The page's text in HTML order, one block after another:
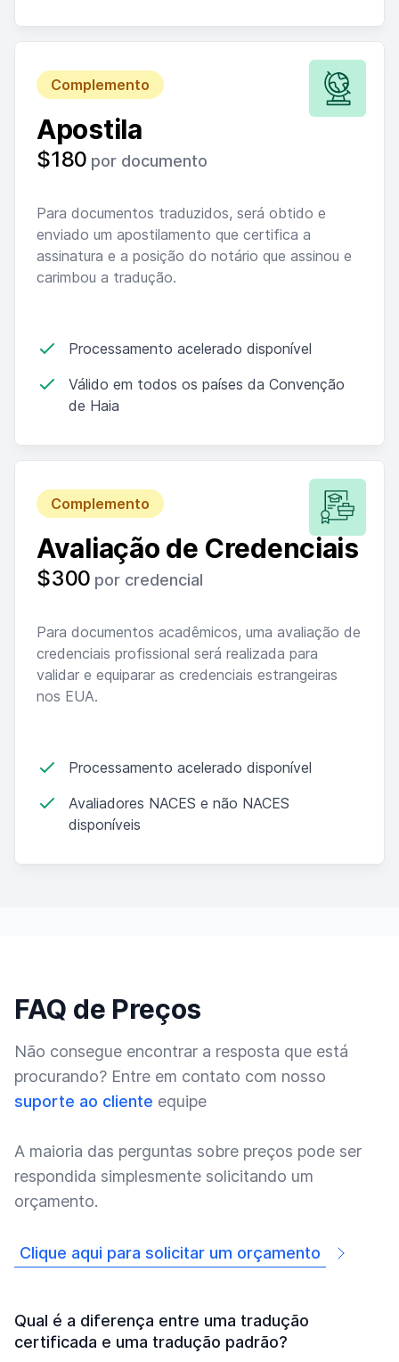
Complemento
Apostila
$180 por documento
Para documentos traduzidos, será obtido e
enviado um apostilamento que certifica a
assinatura e a posição do notário que assinou e
carimbou a tradução.
Processamento acelerado disponível
Válido em todos os países da Convenção
de Haia
Complemento
Avaliação de Credenciais
$300 por credencial
Para documentos acadêmicos, uma avaliação de
credenciais profissional será realizada para
validar e equiparar as credenciais estrangeiras
nos EUA.
Processamento acelerado disponível
Avaliadores NACES e não NACES
disponíveis
FAQ de Preços
Não consegue encontrar a resposta que está
procurando? Entre em contato com nosso
suporte ao cliente equipe
A maioria das perguntas sobre preços pode ser
respondida simplesmente solicitando um
orçamento.
Clique aqui para solicitar um orçamento
Qual é a diferença entre uma tradução
certificada e uma tradução padrão?